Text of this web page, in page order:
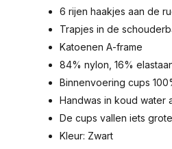
6 rijen haakjes aan de
Trapjes in de
Katoenen A-frame
84% nylon, 16%
Binnenvoering cups
Handwas in koud water
De cups vallen iets
Kleur: Zwart